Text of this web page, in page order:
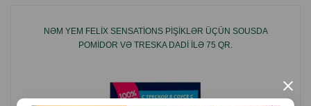
×
faydanın harmoniyasıdır.
NƏM YEM FELIX SENSATIONS PIŞIKLƏR ÜÇÜN SOUSDA
POMIDOR VƏ TRESKA DADI ILƏ 75 QR.